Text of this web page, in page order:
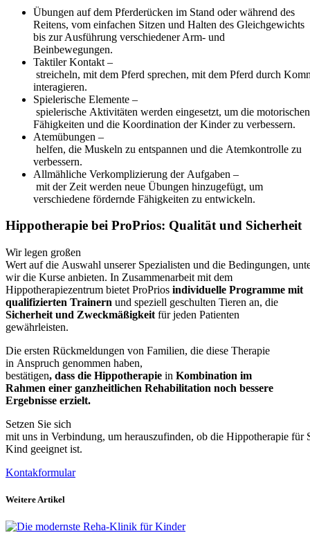
Übungen auf dem Pferderücken im Stand oder während des
Reitens, vom einfachen Sitzen und Halten des Gleichgewichts
bis zur Ausführung verschiedener Arm- und
Beinbewegungen.
Taktiler Kontakt –
streicheln, mit dem Pferd sprechen, mit dem Pferd durch
interagieren.
Spielerische Elemente –
spielerische Aktivitäten werden eingesetzt, um die motorischen
Fähigkeiten und die Koordination der Kinder zu verbessern.
Atemübungen –
helfen, die Muskeln zu entspannen und die Atemkontrolle zu
verbessern.
Allmähliche Verkomplizierung der Aufgaben –
mit der Zeit werden neue Übungen hinzugefügt, um
verschiedene fördernde Fähigkeiten zu entwickeln.
Hippotherapie bei ProPrios: Qualität und Sicherheit
Wir legen großen
Wert auf die Auswahl unserer Spezialisten und die Bedingungen,
wir die Kurse anbieten. In Zusammenarbeit mit dem
Hippotherapiezentrum bietet ProPrios individuelle Programme mit
qualifizierten Trainern und speziell geschulten Tieren an, die
Sicherheit und Zweckmäßigkeit für jeden Patienten
gewährleisten.
Die ersten Rückmeldungen von Familien, die diese Therapie
in Anspruch genommen haben,
bestätigen, dass die Hippotherapie in Kombination im
Rahmen einer ganzheitlichen Rehabilitation noch bessere
Ergebnisse erzielt.
Setzen Sie sich
mit uns in Verbindung, um herauszufinden, ob die Hippotherapie für
Kind geeignet ist.
Kontakformular
Weitere Artikel